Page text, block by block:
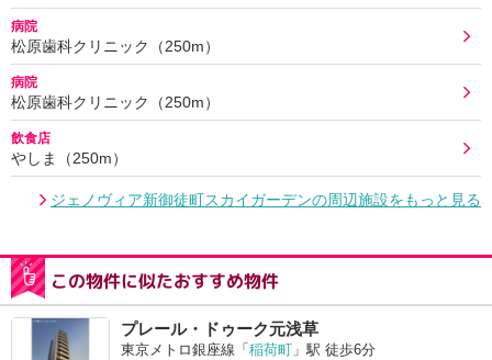
病院
松原歯科クリニック（250m）
病院
松原歯科クリニック（250m）
飲食店
やしま（250m）
ジェノヴィア新御徒町スカイガーデンの周辺施設をもっと見る
この物件に似たおすすめ物件
プレール・ドゥーク元浅草
東京メトロ銀座線「 稲荷町 」駅 徒歩6分